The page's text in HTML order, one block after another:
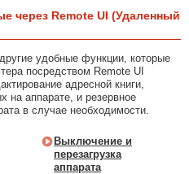
через Remote UI (Удаленный
удобные функции, которые
посредством Remote UI
адресной книги,
на аппарате, и резервное
в случае необходимости.
Выключение и
перезагрузка
аппарата